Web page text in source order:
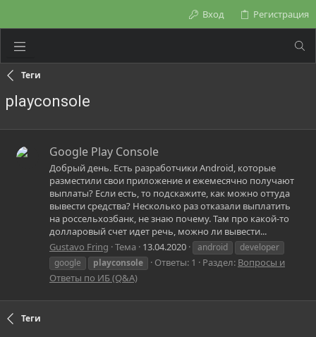
Вход Регистрация
Теги
playconsole
Google Play Console
Добрый день. Есть разработчики Android, которые
разместили свои приложение и ежемесячно получают
выплаты? Если есть, то подскажите, как можно оттуда
вывести средства? Несколько раз отказали выплатить
на россельхозбанк, не знаю почему. Там про какой-то
долларовый счет идет речь, можно ли вывести...
Gustavo Fring Тема 13.04.2020 android
developer
google
playconsole Ответы: 1 Раздел: Вопросы и
Ответы по ИБ (Q&A)
Теги